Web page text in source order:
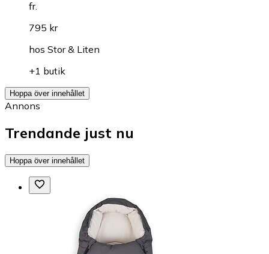
fr.
795 kr
hos Stor & Liten
+1 butik
Hoppa över innehållet
Annons
Trendande just nu
Hoppa över innehållet